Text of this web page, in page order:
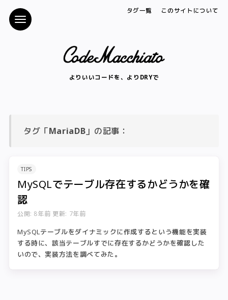
タグ一覧 このサイトについて
よりいいコードを、よりDRYで
タグ「MariaDB 」の記事：
TIPS
MySQLでテーブル存在するかどうかを確
認
公開: 8年前 更新: 7年前
MySQLテーブルをダイナミックに作成するという機能を実装
する時に、該当テーブルすでに存在するかどうかを確認した
いので、実装方法を調べてみた。